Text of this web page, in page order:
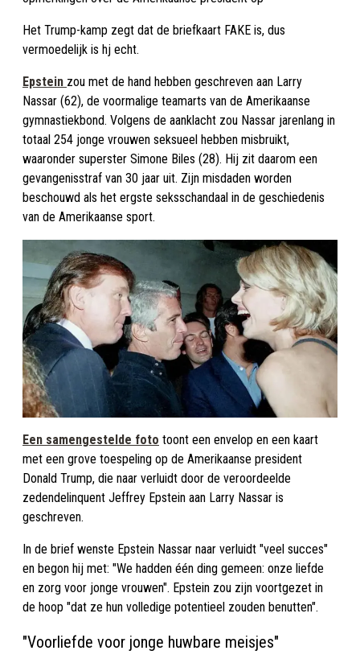
Het Trump-kamp zegt dat de briefkaart FAKE is, dus
vermoedelijk is hj echt.
Epstein zou met de hand hebben geschreven aan Larry
Nassar (62), de voormalige teamarts van de Amerikaanse
gymnastiekbond. Volgens de aanklacht zou Nassar jarenlang in
totaal 254 jonge vrouwen seksueel hebben misbruikt,
waaronder superster Simone Biles (28). Hij zit daarom een
gevangenisstraf van 30 jaar uit. Zijn misdaden worden
beschouwd als het ergste seksschandaal in de geschiedenis
van de Amerikaanse sport.
Een samengestelde foto toont een envelop en een kaart
met een grove toespeling op de Amerikaanse president
Donald Trump, die naar verluidt door de veroordeelde
zedendelinquent Jeffrey Epstein aan Larry Nassar is
geschreven.
In de brief wenste Epstein Nassar naar verluidt "veel succes"
en begon hij met: "We hadden één ding gemeen: onze liefde
en zorg voor jonge vrouwen". Epstein zou zijn voortgezet in
de hoop "dat ze hun volledige potentieel zouden benutten".
"Voorliefde voor jonge huwbare meisjes"